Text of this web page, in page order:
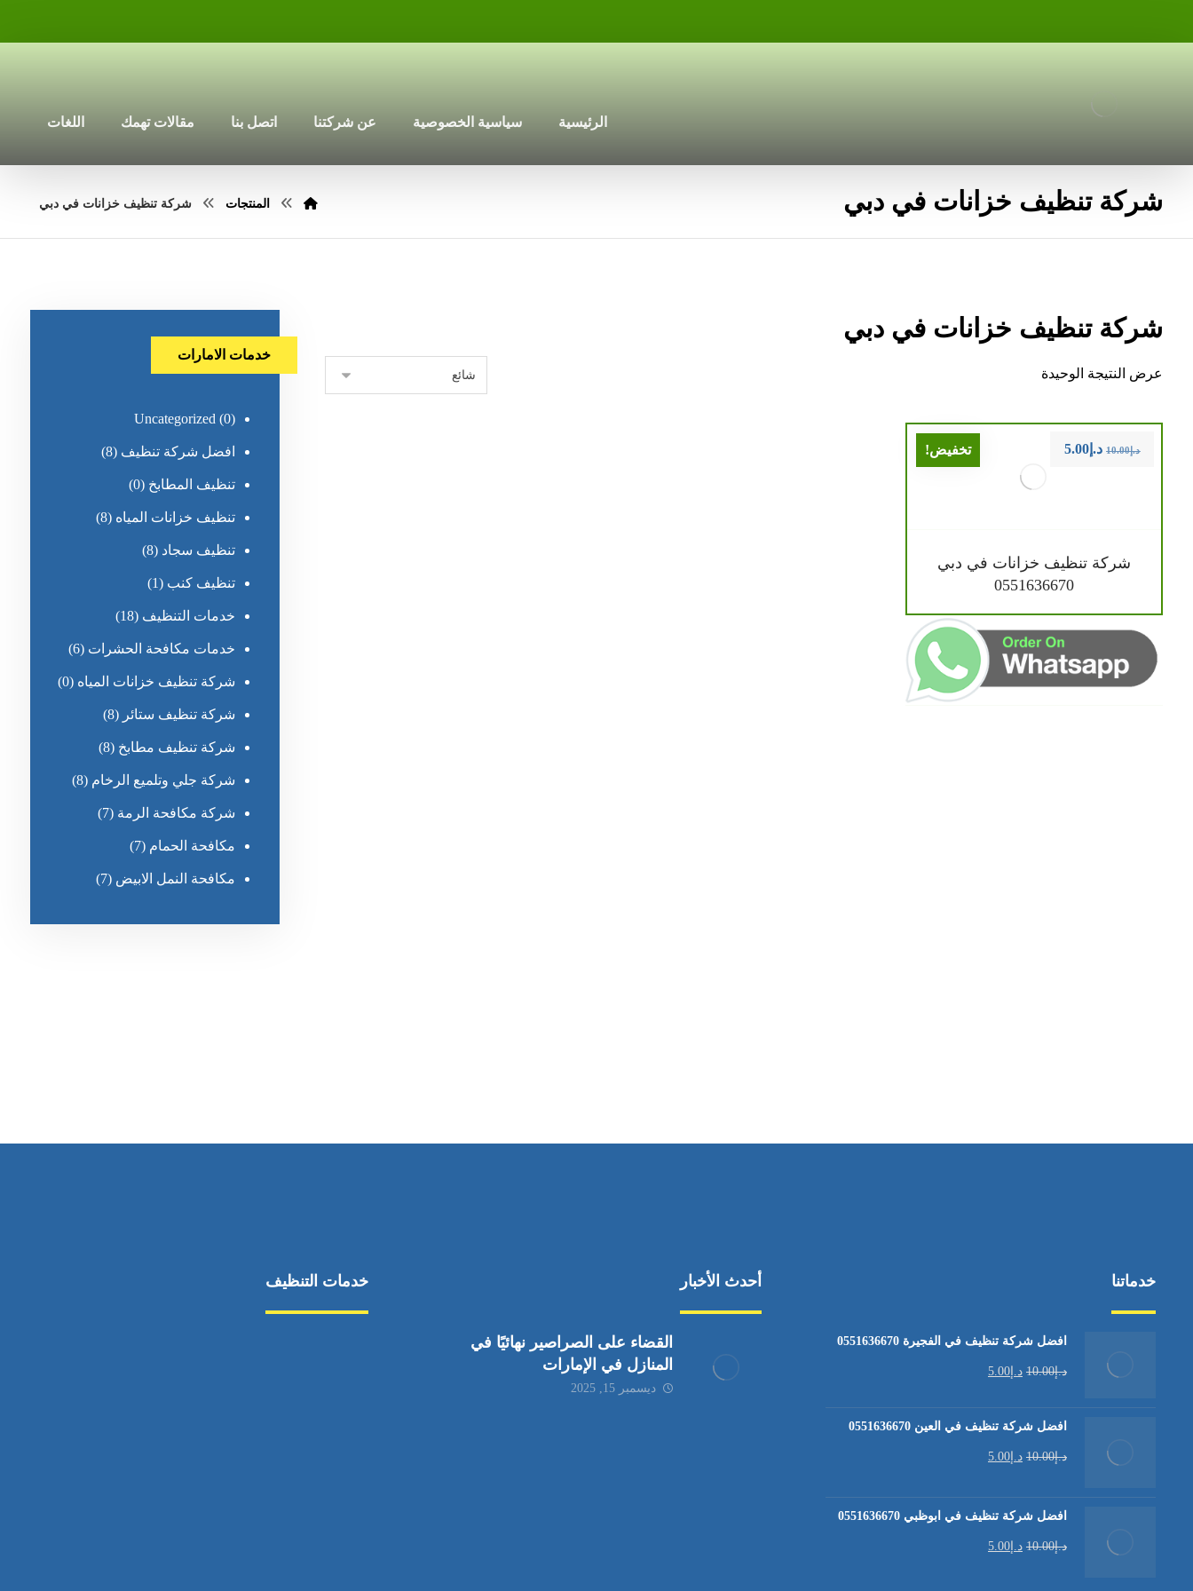
الرئيسية سياسية الخصوصية عن شركتنا اتصل بنا مقالات تهمك اللغات
شركة تنظيف خزانات في دبي المنتجات شركة تنظيف خزانات في دبي
شركة تنظيف خزانات في دبي
عرض النتيجة الوحيدة
تخفيض!
شركة تنظيف خزانات في دبي
0551636670
د.إ10.00 د.إ 5.00
خدمات الامارات
Uncategorized (0)
افضل شركة تنظيف (8)
تنظيف المطابخ (0)
تنظيف خزانات المياه (8)
تنظيف سجاد (8)
تنظيف كنب (1)
خدمات التنظيف (18)
خدمات مكافحة الحشرات (6)
شركة تنظيف خزانات المياه (0)
شركة تنظيف ستائر (8)
شركة تنظيف مطابخ (8)
شركة جلي وتلميع الرخام (8)
شركة مكافحة الرمة (7)
مكافحة الحمام (7)
مكافحة النمل الابيض (7)
خدماتنا
افضل شركة تنظيف في الفجيرة 0551636670
د.إ10.00 د.إ 5.00
افضل شركة تنظيف في العين 0551636670
د.إ10.00 د.إ 5.00
افضل شركة تنظيف في ابوظبي 0551636670
د.إ10.00 د.إ 5.00
أحدث الأخبار
القضاء على الصراصير نهائيًا في
المنازل في الإمارات
ديسمبر 15, 2025
خدمات التنظيف